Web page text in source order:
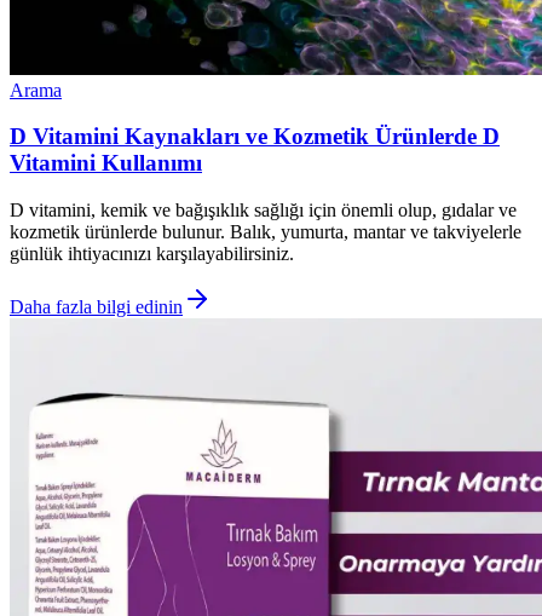
Arama
D Vitamini Kaynakları ve Kozmetik Ürünlerde D
Vitamini Kullanımı
D vitamini, kemik ve bağışıklık sağlığı için önemli olup, gıdalar ve
kozmetik ürünlerde bulunur. Balık, yumurta, mantar ve takviyelerle
günlük ihtiyacınızı karşılayabilirsiniz.
Daha fazla bilgi edinin